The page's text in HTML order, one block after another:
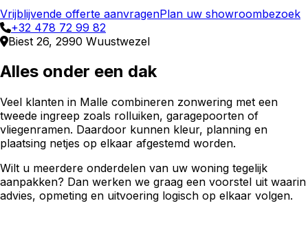
Vrijblijvende offerte aanvragenPlan uw showroombezoek
+32 478 72 99 82
Biest 26, 2990 Wuustwezel
Alles onder een dak
Veel klanten in Malle combineren zonwering met een
tweede ingreep zoals rolluiken, garagepoorten of
vliegenramen. Daardoor kunnen kleur, planning en
plaatsing netjes op elkaar afgestemd worden.
Wilt u meerdere onderdelen van uw woning tegelijk
aanpakken? Dan werken we graag een voorstel uit waarin
advies, opmeting en uitvoering logisch op elkaar volgen.